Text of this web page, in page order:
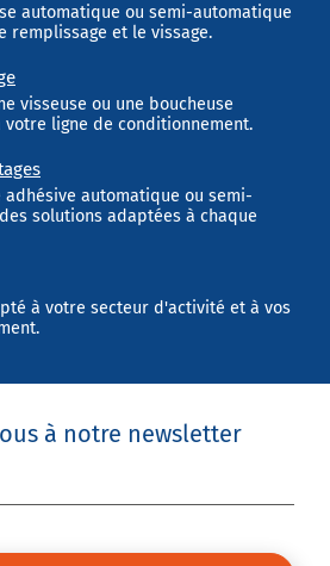
automatique ou semi-automatique
remplissage et le vissage.
visseuse ou une boucheuse
ligne de conditionnement.
automatique ou semi-
solutions adaptées à chaque
à votre secteur d'activité et à vos
à notre newsletter